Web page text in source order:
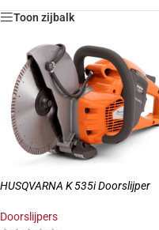
Toon zijbalk
HUSQVARNA K 535i Doorslijper
Doorslijpers